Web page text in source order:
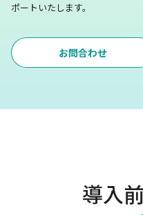
ポートいたします。
お問合わせ
導入